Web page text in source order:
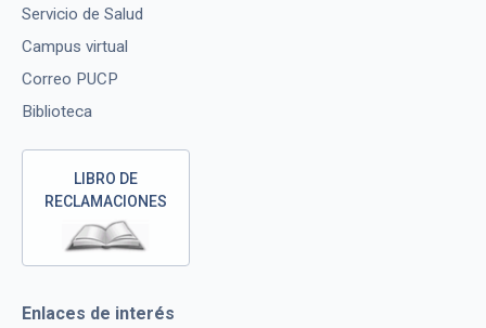
Servicio de Salud
Campus virtual
Correo PUCP
Biblioteca
LIBRO DE
RECLAMACIONES
Enlaces de interés